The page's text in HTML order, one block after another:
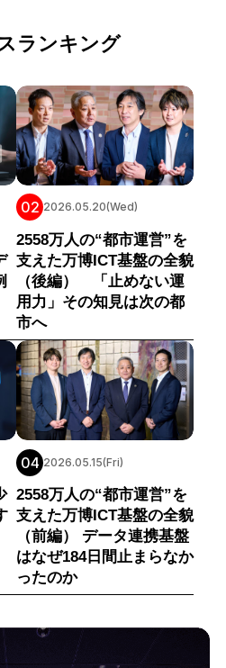
ランキング
02 2026.05.20(Wed)
2558万人の“都市運営”を
支えた万博ICT基盤の全貌
（後編） 「止めない運
用力」その知見は次の都
市へ
04 2026.05.15(Fri)
2558万人の“都市運営”を
支えた万博ICT基盤の全貌
（前編） データ連携基盤
はなぜ184日間止まらなか
ったのか